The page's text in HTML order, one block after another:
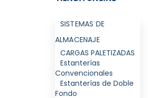
SISTEMAS DE
ALMACENAJE
CARGAS PALETIZADAS
Estanterías
Convencionales
Estanterías de Doble
Fondo